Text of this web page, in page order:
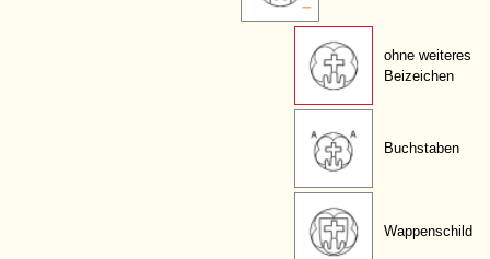
ohne weiteres
Beizeichen
Buchstaben
Wappenschild